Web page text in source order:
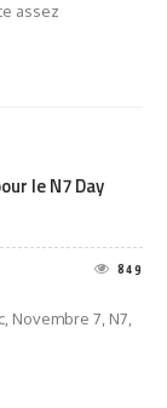
assez
le N7 Day
849
Novembre 7, N7,